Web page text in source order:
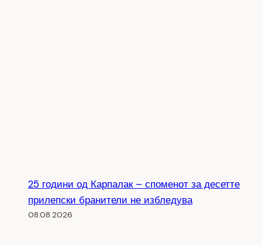
25 години од Карпалак – споменот за десетте
прилепски бранители не избледува
08.08.2026